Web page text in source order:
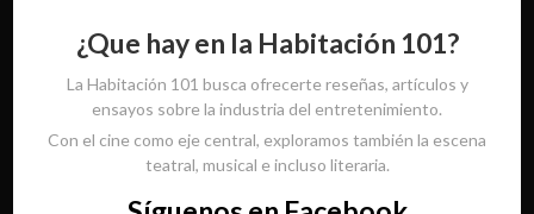
¿Que hay en la Habitación 101?
La Habitación 101 busca ofrecerte reseñas, artículos y
ensayos sobre la industria del entretenimiento.
Con el cine como eje central, exploramos también la escena
teatral, musical e incluso literaria.